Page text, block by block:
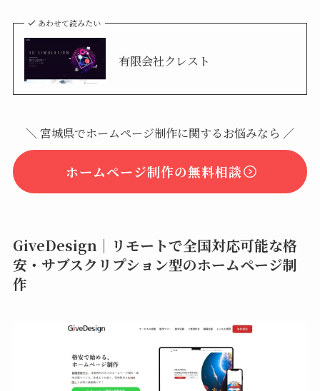
あわせて読みたい
有限会社クレスト
＼ 宮城県でホームページ制作に関するお悩みなら ／
ホームページ制作の無料相談
GiveDesign｜リモートで全国対応可能な格
安・サブスクリプション型のホームページ制
作